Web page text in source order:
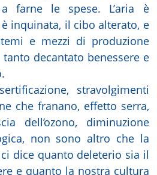
farne le spese. L’aria è
inquinata, il cibo alterato, e
e mezzi di produzione
decantato benessere e
stravolgimenti
che franano, effetto serra,
dell’ozono, diminuzione
non sono altro che la
dice quanto deleterio sia il
e quanto la nostra cultura